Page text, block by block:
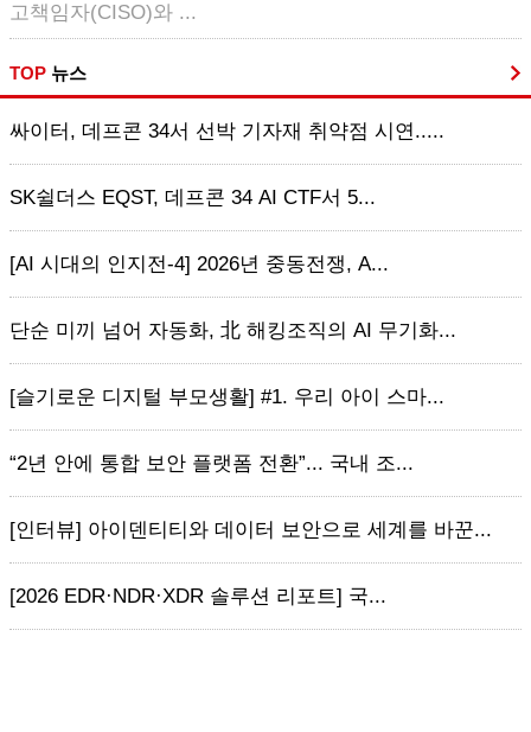
고책임자(CISO)와 ...
TOP 뉴스
싸이터, 데프콘 34서 선박 기자재 취약점 시연.....
SK쉴더스 EQST, 데프콘 34 AI CTF서 5...
[AI 시대의 인지전-4] 2026년 중동전쟁, A...
단순 미끼 넘어 자동화, 北 해킹조직의 AI 무기화...
[슬기로운 디지털 부모생활] #1. 우리 아이 스마...
“2년 안에 통합 보안 플랫폼 전환”... 국내 조...
[인터뷰] 아이덴티티와 데이터 보안으로 세계를 바꾼...
[2026 EDR·NDR·XDR 솔루션 리포트] 국...